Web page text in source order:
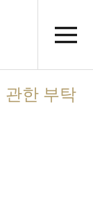
관한 부탁